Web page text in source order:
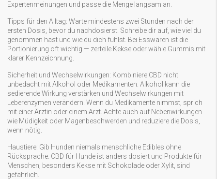
Expertenmeinungen und passe die Menge langsam an.
Tipps für den Alltag: Warte mindestens zwei Stunden nach der
ersten Dosis, bevor du nachdosierst. Schreibe dir auf, wie viel du
genommen hast und wie du dich fühlst. Bei Esswaren ist die
Portionierung oft wichtig — zerteile Kekse oder wähle Gummis mit
klarer Kennzeichnung.
Sicherheit und Wechselwirkungen: Kombiniere CBD nicht
unbedacht mit Alkohol oder Medikamenten. Alkohol kann die
sedierende Wirkung verstärken und Wechselwirkungen mit
Leberenzymen verändern. Wenn du Medikamente nimmst, sprich
mit einer Ärztin oder einem Arzt. Achte auch auf Nebenwirkungen
wie Müdigkeit oder Magenbeschwerden und reduziere die Dosis,
wenn nötig.
Haustiere: Gib Hunden niemals menschliche Edibles ohne
Rücksprache. CBD für Hunde ist anders dosiert und Produkte für
Menschen, besonders Kekse mit Schokolade oder Xylit, sind
gefährlich.